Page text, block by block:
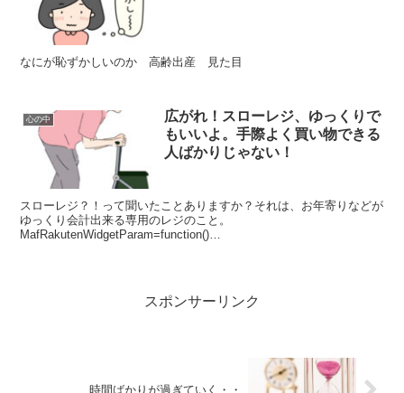
なにが恥ずかしいのか 高齢出産 見た目
心の中
広がれ！スローレジ、ゆっくりで
もいいよ。手際よく買い物できる
人ばかりじゃない！
スローレジ？！って聞いたことありますか？それは、お年寄りなどが
ゆっくり会計出来る専用のレジのこと。
MafRakutenWidgetParam=function()
スポンサーリンク
時間ばかりが過ぎていく・・